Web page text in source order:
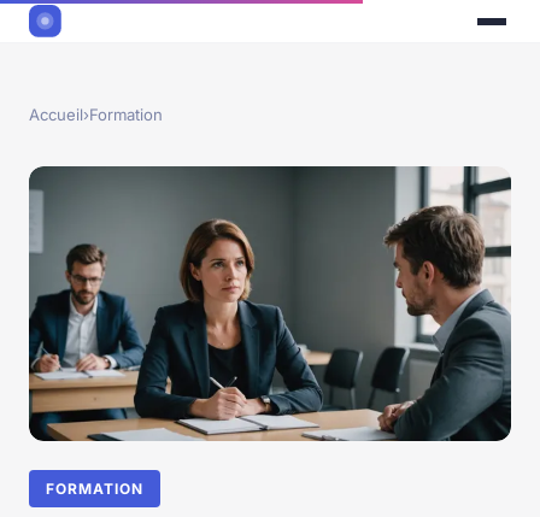
Accueil›Formation
FORMATION